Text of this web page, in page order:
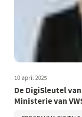
10 april 2025
De DigiSleutel
Ministerie van